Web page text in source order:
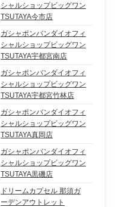
シャルショップビッグワン
TSUTAYA今市店
ガシャポンバンダイオフィ
シャルショップビッグワン
TSUTAYA宇都宮南店
ガシャポンバンダイオフィ
シャルショップビッグワン
TSUTAYA宇都宮竹林店
ガシャポンバンダイオフィ
シャルショップビッグワン
TSUTAYA真岡店
ガシャポンバンダイオフィ
シャルショップビッグワン
TSUTAYA黒磯店
ドリームカプセル 那須ガ
ーデンアウトレット